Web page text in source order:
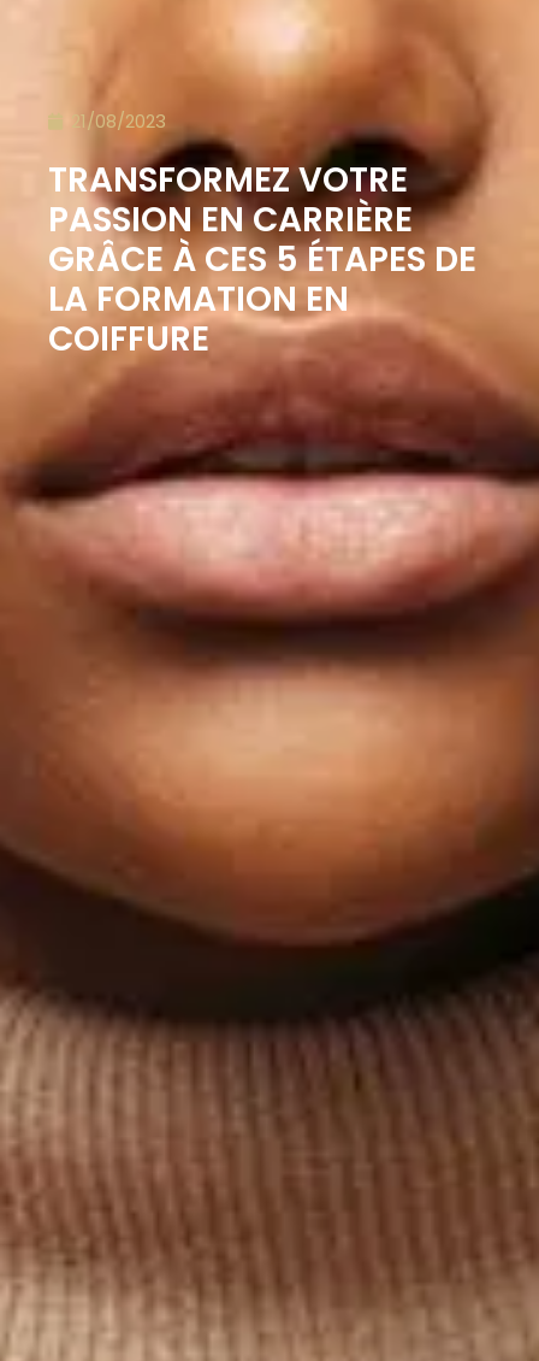
21/08/2023
TRANSFORMEZ VOTRE
PASSION EN CARRIÈRE
GRÂCE À CES 5 ÉTAPES DE
LA FORMATION EN
COIFFURE